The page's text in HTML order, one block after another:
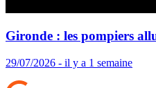
Gironde : les pompiers
29/07/2026 - il y a 1 semaine